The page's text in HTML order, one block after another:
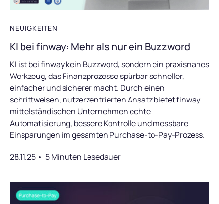
NEUIGKEITEN
KI bei finway: Mehr als nur ein Buzzword
KI ist bei finway kein Buzzword, sondern ein praxisnahes
Werkzeug, das Finanzprozesse spürbar schneller,
einfacher und sicherer macht. Durch einen
schrittweisen, nutzerzentrierten Ansatz bietet finway
mittelständischen Unternehmen echte
Automatisierung, bessere Kontrolle und messbare
Einsparungen im gesamten Purchase-to-Pay-Prozess.
28.11.25 5 Minuten Lesedauer